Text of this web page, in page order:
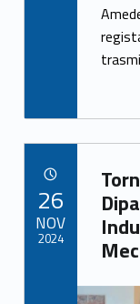
Link identifier archive #link-
Link identifier archive #link-archive-thumb-soap-25528
26
NOV
2024